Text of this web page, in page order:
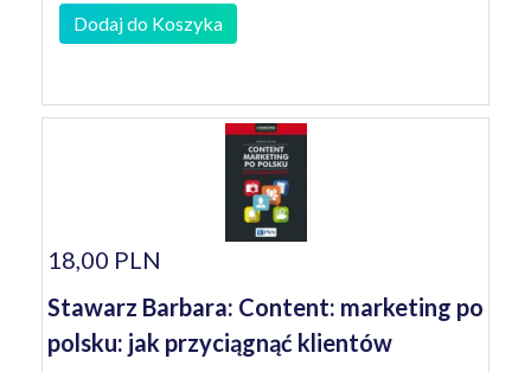
Dodaj do Koszyka
18,00 PLN
Stawarz Barbara: Content: marketing po
polsku: jak przyciągnąć klientów